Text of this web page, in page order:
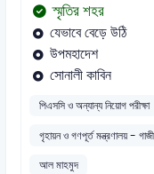
স্মৃতির শহর
যেভাবে বেড়ে উঠি
উপমহাদেশ
সোনালী কাবিন
পিএসসি ও অন্যান্য নিয়োগ পরীক্ষা
গৃহায়ন ও গণপূর্ত মন্ত্রণালয় -
আল মাহমুদ